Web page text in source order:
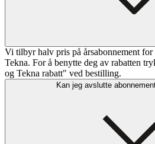
Vi tilbyr halv pris på årsabonnement
Tekna. For å benytte deg av rabatten
og Tekna rabatt" ved bestilling.
Kan jeg avslutte